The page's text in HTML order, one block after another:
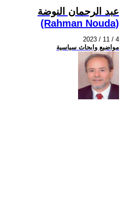
عبد الرحمان النوضة
(Rahman Nouda)
2023 / 11 / 4
مواضيع وابحاث سياسية